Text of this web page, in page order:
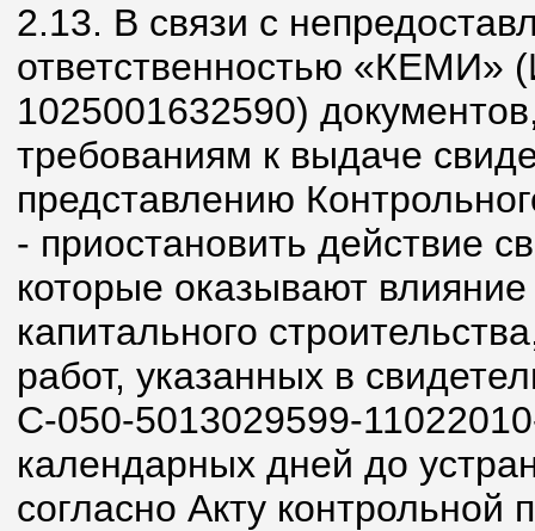
2.13. В связи с
ответственностью
1025001632590)
требованиям к выдаче
представлению
- приостановить действие
которые оказывают
капитального
работ, указанных в
С-050-5013029599-
календарных дней до
согласно Акту контрольной